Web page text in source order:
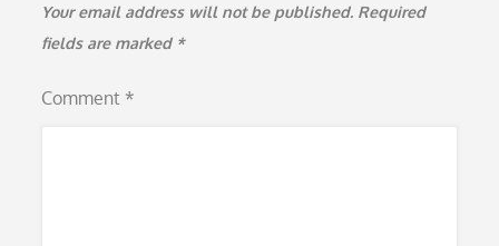
Your email address will not be published. Required
fields are marked *
Comment *